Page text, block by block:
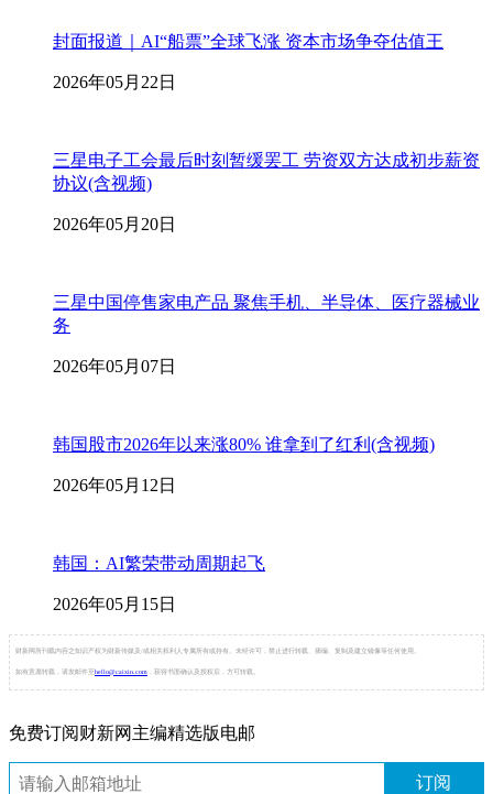
封面报道｜AI“船票”全球飞涨 资本市场争夺估值王
2026年05月22日
三星电子工会最后时刻暂缓罢工 劳资双方达成初步薪资
协议(含视频)
2026年05月20日
三星中国停售家电产品 聚焦手机、半导体、医疗器械业
务
2026年05月07日
韩国股市2026年以来涨80% 谁拿到了红利(含视频)
2026年05月12日
韩国：AI繁荣带动周期起飞
2026年05月15日
财新网所刊载内容之知识产权为财新传媒及/或相关权利人专属所有或持有。未经许可，禁止进行转载、摘编、复制及建立镜像等任何使用。
如有意愿转载，请发邮件至 hello@caixin.com ，获得书面确认及授权后，方可转载。
免费订阅财新网主编精选版电邮
订阅